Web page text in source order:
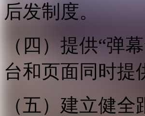
后发制度。
（四）提供“弹
台和页面同时提
（五）建立健